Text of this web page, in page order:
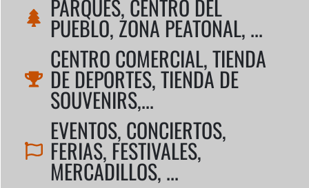
PARQUES, CENTRO DEL
PUEBLO, ZONA PEATONAL, ...
CENTRO COMERCIAL, TIENDA
DE DEPORTES, TIENDA DE
SOUVENIRS,...
EVENTOS, CONCIERTOS,
FERIAS, FESTIVALES,
MERCADILLOS, ...